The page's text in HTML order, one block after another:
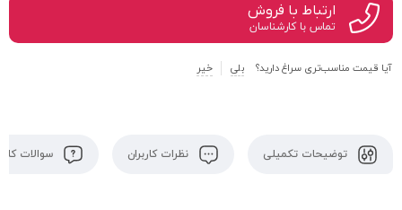
ارتباط با فروش
تماس با کارشناسان
آیا قیمت مناسب‌تری سراغ دارید؟ بلی خیر
توضیحات تکمیلی نظرات کاربران سوالات